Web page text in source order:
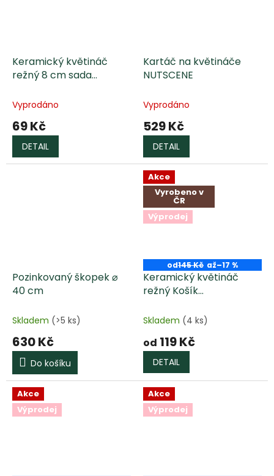
Keramický květináč
režný 8 cm sada
Vyprodáno
69 Kč
DETAIL
Kartáč na květináče
NUTSCENE
Vyprodáno
529 Kč
DETAIL
Pozinkovaný škopek ⌀
40 cm
Skladem (>5 ks)
630 Kč
Do košíku
Akce
Vyrobeno v
ČR
Výprodej
od145 Kč až–17 %
Keramický květináč
režný Košík
Skladem (4 ks)
od 119 Kč
DETAIL
Akce
Výprodej
Akce
Výprodej